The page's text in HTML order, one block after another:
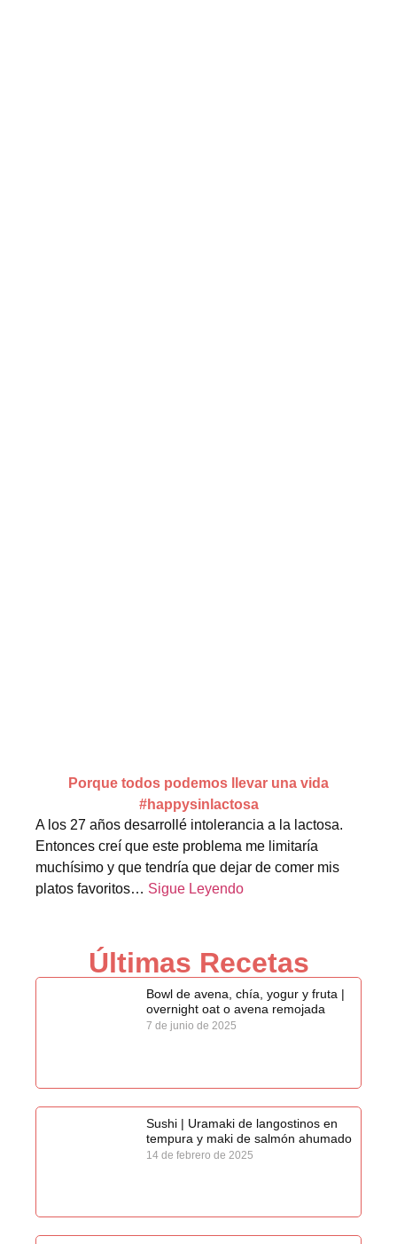
Porque todos podemos llevar una vida
#happysinlactosa
A los 27 años desarrollé intolerancia a la lactosa.
Entonces creí que este problema me limitaría
muchísimo y que tendría que dejar de comer mis
platos favoritos… Sigue Leyendo
Últimas Recetas
Bowl de avena, chía, yogur y fruta |
overnight oat o avena remojada
7 de junio de 2025
Sushi | Uramaki de langostinos en
tempura y maki de salmón ahumado
14 de febrero de 2025